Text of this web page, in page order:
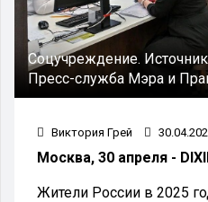
Соцучреждение.
Пресс-служба Мэра и
Виктория Грей
Москва, 30 апреля -
Жители России в 2025